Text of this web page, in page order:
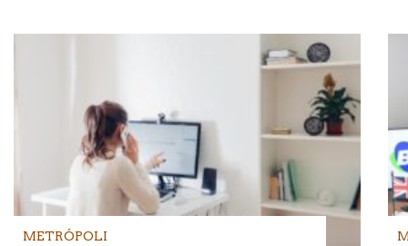
METRÓPOLI